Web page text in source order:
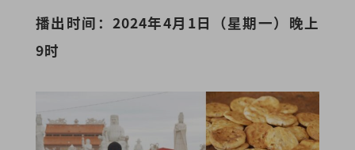
播出时间：2024年4月1日（星期一）晚上
9时